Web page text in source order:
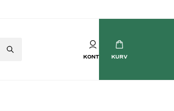
KONTO KURV